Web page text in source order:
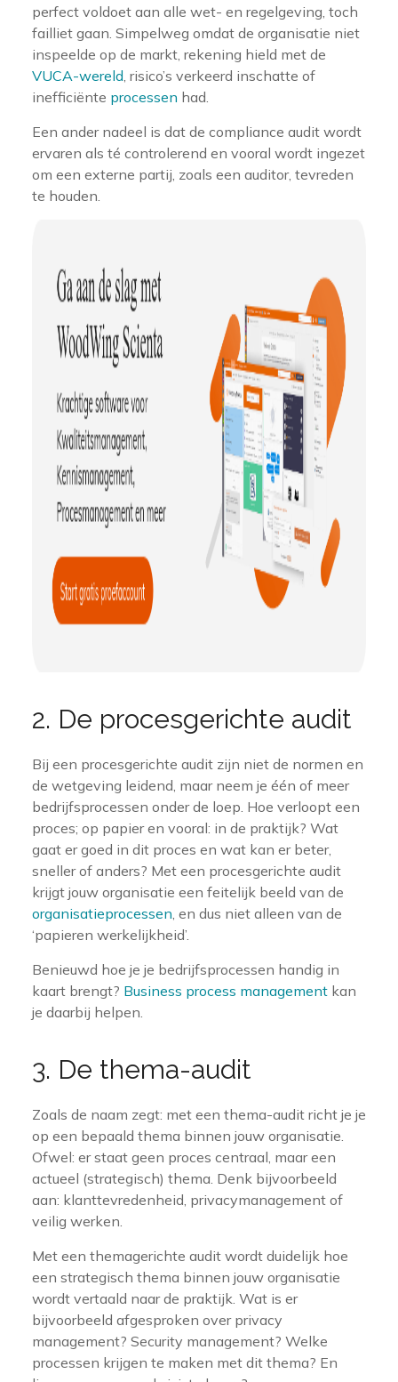
perfect voldoet aan alle wet- en regelgeving, toch
failliet gaan. Simpelweg omdat de organisatie niet
inspeelde op de markt, rekening hield met de
VUCA-wereld , risico’s verkeerd inschatte of
inefficiënte processen had.
Een ander nadeel is dat de compliance audit wordt
ervaren als té controlerend en vooral wordt ingezet
om een externe partij, zoals een auditor, tevreden
te houden.
2. De procesgerichte audit
Bij een procesgerichte audit zijn niet de normen en
de wetgeving leidend, maar neem je één of meer
bedrijfsprocessen onder de loep. Hoe verloopt een
proces; op papier en vooral: in de praktijk? Wat
gaat er goed in dit proces en wat kan er beter,
sneller of anders? Met een procesgerichte audit
krijgt jouw organisatie een feitelijk beeld van de
organisatieprocessen , en dus niet alleen van de
‘papieren werkelijkheid’.
Benieuwd hoe je je bedrijfsprocessen handig in
kaart brengt? Business process management kan
je daarbij helpen.
3. De thema-audit
Zoals de naam zegt: met een thema-audit richt je je
op een bepaald thema binnen jouw organisatie.
Ofwel: er staat geen proces centraal, maar een
actueel (strategisch) thema. Denk bijvoorbeeld
aan: klanttevredenheid, privacymanagement of
veilig werken.
Met een themagerichte audit wordt duidelijk hoe
een strategisch thema binnen jouw organisatie
wordt vertaald naar de praktijk. Wat is er
bijvoorbeeld afgesproken over privacy
management? Security management? Welke
processen krijgen te maken met dit thema? En